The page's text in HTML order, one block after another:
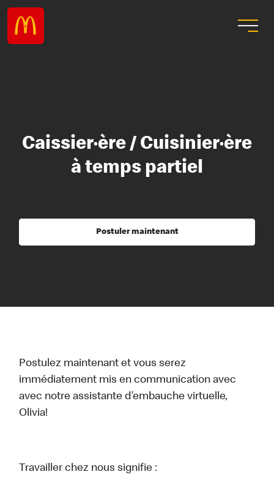
Caissier·ère / Cuisinier·ère
à temps partiel
Postuler maintenant
Postulez maintenant et vous serez
immédiatement mis en communication avec
avec notre assistante d’embauche virtuelle,
Olivia!
Travailler chez nous signifie :